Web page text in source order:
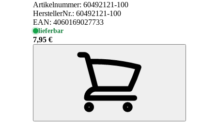
Artikelnummer: 60492121-100
HerstellerNr.: 60492121-100
EAN: 4060169027733
lieferbar
7,95 €